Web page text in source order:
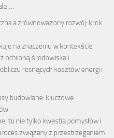
…
a zrównoważony rozwój: krok
na znaczeniu w kontekście
ochroną środowiska i
rosnących kosztów energii
budowlane: kluczowe
to nie tylko kwestia pomysłów i
związany z przestrzeganiem